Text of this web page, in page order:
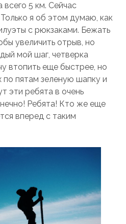
5 км. Сейчас
я об этом думаю, как
с рюкзаками. Бежать
увеличить отрыв, но
мой шаг, четверка
втопить еще быстрее, но
пятам зеленую шапку и
эти ребята в очень
Ребята! Кто же еще
вперед с таким